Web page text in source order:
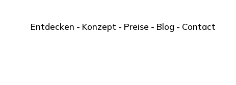
Entdecken - Konzept - Preise - Blog - Contact